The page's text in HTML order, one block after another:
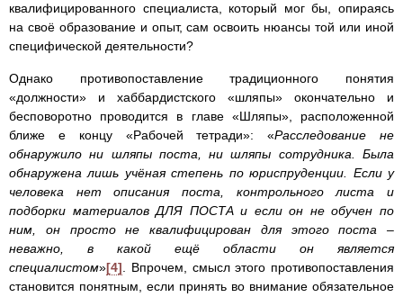
квалифицированного специалиста, который мог бы, опираясь
на своё образование и опыт, сам освоить нюансы той или иной
специфической деятельности?
Однако противопоставление традиционного понятия
«должности» и хаббардистского «шляпы» окончательно и
бесповоротно проводится в главе «Шляпы», расположенной
ближе е концу «Рабочей тетради»: «Расследование не
обнаружило ни шляпы поста, ни шляпы сотрудника. Была
обнаружена лишь учёная степень по юриспруденции. Если у
человека нет описания поста, контрольного листа и
подборки материалов ДЛЯ ПОСТА и если он не обучен по
ним, он просто не квалифицирован для этого поста –
неважно, в какой ещё области он является
специалистом»[4] . Впрочем, смысл этого противопоставления
становится понятным, если принять во внимание обязательное